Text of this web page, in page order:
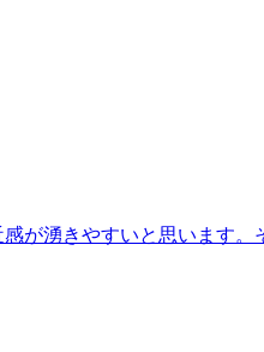
が湧きやすいと思います